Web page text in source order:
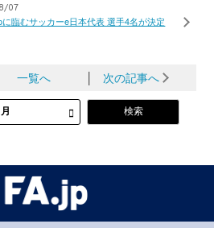
07
臨むサッカーe日本代表 選手4名が決定
一覧へ │ 次の記事へ